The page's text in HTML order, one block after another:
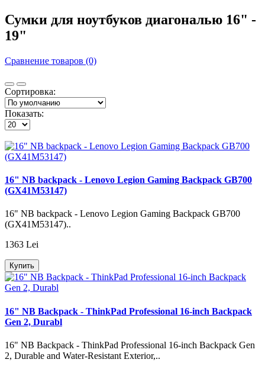
Сумки для ноутбуков диагональю 16" -
19"
Сравнение товаров (0)
Сортировка:
Показать:
16" NB backpack - Lenovo Legion Gaming Backpack GB700
(GX41M53147)
16" NB backpack - Lenovo Legion Gaming Backpack GB700
(GX41M53147)..
1363 Lei
Купить
16" NB Backpack - ThinkPad Professional 16-inch Backpack
Gen 2, Durabl
16" NB Backpack - ThinkPad Professional 16-inch Backpack Gen
2, Durable and Water-Resistant Exterior,..